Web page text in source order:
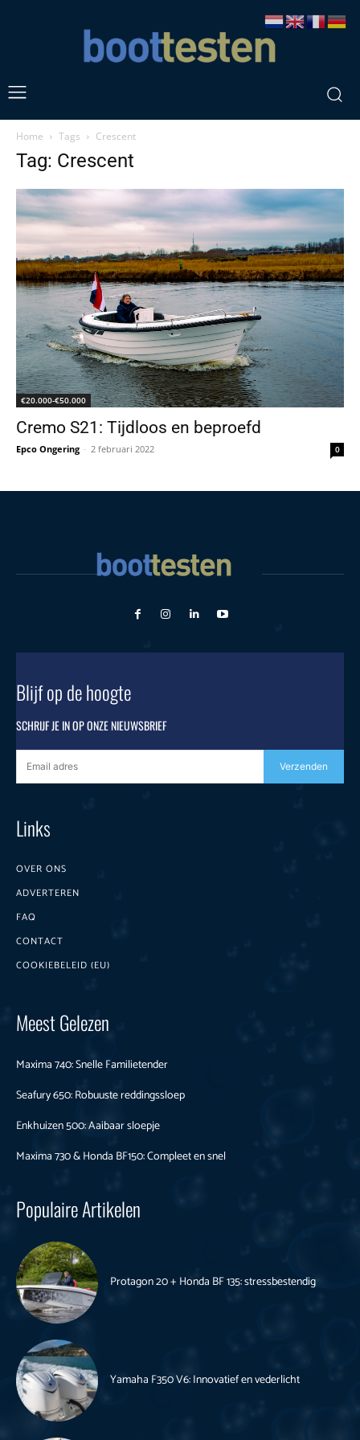
Home Tags Crescent
Tag: Crescent
€20.000-€50.000
Cremo S21: Tijdloos en beproefd
Epco Ongering - 2 februari 2022 0
Blijf op de hoogte
SCHRIJF JE IN OP ONZE NIEUWSBRIEF
Verzenden
Links
OVER ONS
ADVERTEREN
FAQ
CONTACT
COOKIEBELEID (EU)
Meest Gelezen
Maxima 740: Snelle Familietender
Seafury 650: Robuuste reddingssloep
Enkhuizen 500: Aaibaar sloepje
Maxima 730 & Honda BF150: Compleet en snel
Populaire Artikelen
Protagon 20 + Honda BF 135: stressbestendig
Yamaha F350 V6: Innovatief en vederlicht